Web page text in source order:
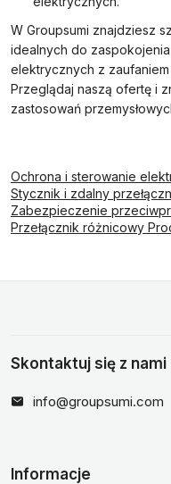
W Groupsumi znajdziesz
idealnych do
elektrycznych z
Przeglądaj naszą ofertę i
zastosowań
Ochrona i sterowanie
Stycznik i zdalny
Zabezpieczenie
Przełącznik różnicowy
Skontaktuj się z nami
info@groupsumi.com
Informacje